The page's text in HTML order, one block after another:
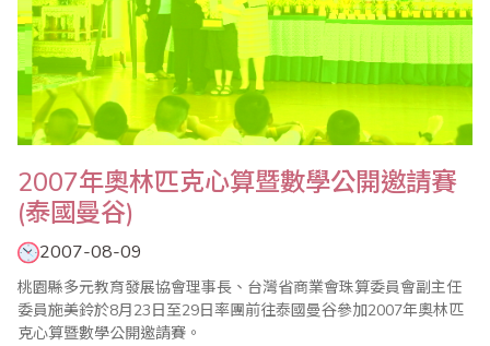
2007年奧林匹克心算暨數學公開邀請賽
(泰國曼谷)
2007-08-09
桃園縣多元教育發展協會理事長、台灣省商業會珠算委員會副主任
委員施美鈴於8月23日至29日率團前往泰國曼谷參加2007年奧林匹
克心算暨數學公開邀請賽。